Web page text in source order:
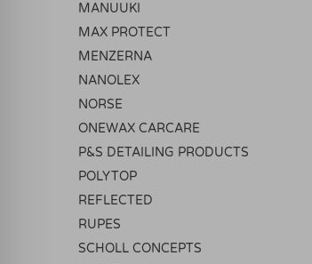
MANUUKI
MAX PROTECT
MENZERNA
NANOLEX
NORSE
ONEWAX CARCARE
P&S DETAILING PRODUCTS
POLYTOP
REFLECTED
RUPES
SCHOLL CONCEPTS